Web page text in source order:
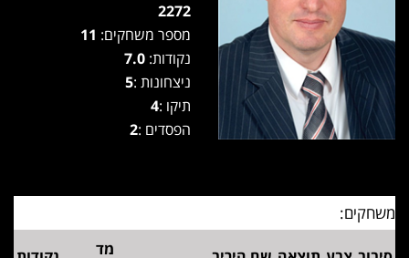
2272
מספר משחקים:
נקודות: 7.0
ניצחונות :5
תיקו :4
הפסדים :2
משחקים:
מד